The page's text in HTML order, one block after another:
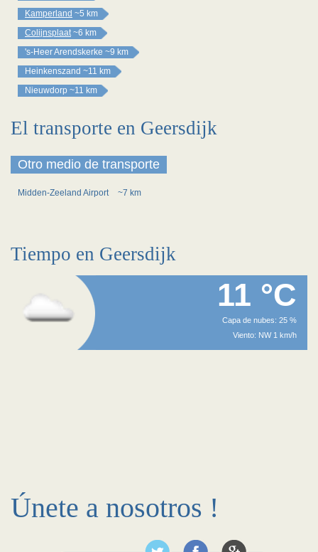
Kamperland ~5 km
Colijnsplaat ~6 km
's-Heer Arendskerke ~9 km
Heinkenszand ~11 km
Nieuwdorp ~11 km
El transporte en Geersdijk
Otro medio de transporte
Midden-Zeeland Airport ~7 km
Tiempo en Geersdijk
11 °C
Capa de nubes: 25 %
Viento: NW 1 km/h
Únete a nosotros !